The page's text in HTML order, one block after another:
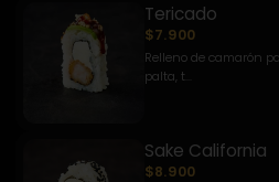
Tericado
$7.900
Relleno de camarón
palta, t...
Sake California
$8.900